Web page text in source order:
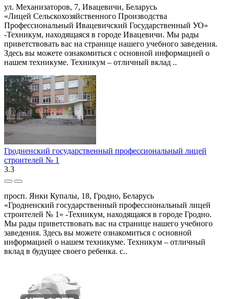
ул. Механизаторов, 7, Ивацевичи, Беларусь
«Лицей Сельскохозяйственного Производства
Профессиональный Ивацевичский Государственный УО»
-Техникум, находящаяся в городе Ивацевичи. Мы рады
приветствовать вас на странице нашего учебного заведения.
Здесь вы можете ознакомиться с основной информацией о
нашем техникуме. Техникум – отличный вклад ..
Гродненский государственный профессиональный лицей
строителей № 1
3.3
просп. Янки Купалы, 18, Гродно, Беларусь
«Гродненский государственный профессиональный лицей
строителей № 1» -Техникум, находящаяся в городе Гродно.
Мы рады приветствовать вас на странице нашего учебного
заведения. Здесь вы можете ознакомиться с основной
информацией о нашем техникуме. Техникум – отличный
вклад в будущее своего ребенка. с..